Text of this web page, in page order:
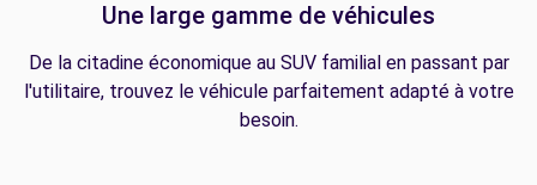
Une large gamme de véhicules
De la citadine économique au SUV familial en passant par
l'utilitaire, trouvez le véhicule parfaitement adapté à votre
besoin.